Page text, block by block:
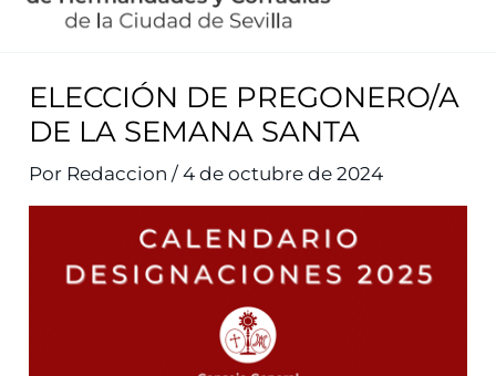
ELECCIÓN DE PREGONERO/A
DE LA SEMANA SANTA
Por Redaccion/4 de octubre de 2024